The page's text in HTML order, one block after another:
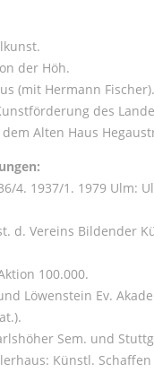
der Höh.
(mit Hermann Fischer).
des
Alten Haus
4. 1937/1. 1979 Ulm:
d. Vereins Bildender
100.000.
Löwenstein Ev.
Sem. und
Künstl. Schaffen